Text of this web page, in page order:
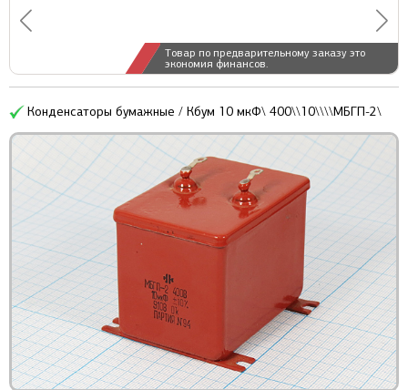
Товар по предварительному заказу это
экономия финансов.
Конденсаторы бумажные / Кбум 10 мкФ\ 400\\10\\\\МБГП-2\